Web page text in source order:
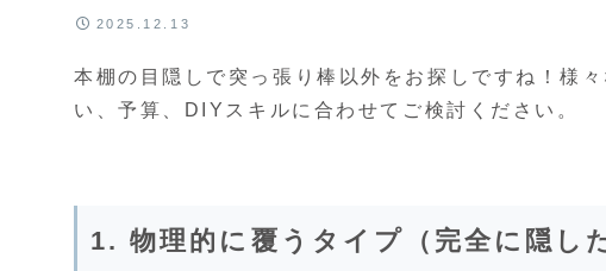
2025.12.13
本棚の目隠しで突っ張り棒以外をお探しですね！様
い、予算、DIYスキルに合わせてご検討ください。
1. 物理的に覆うタイプ（完全に隠し